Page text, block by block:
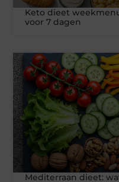
Keto dieet
voor 7 dagen
Mediterraan dieet: